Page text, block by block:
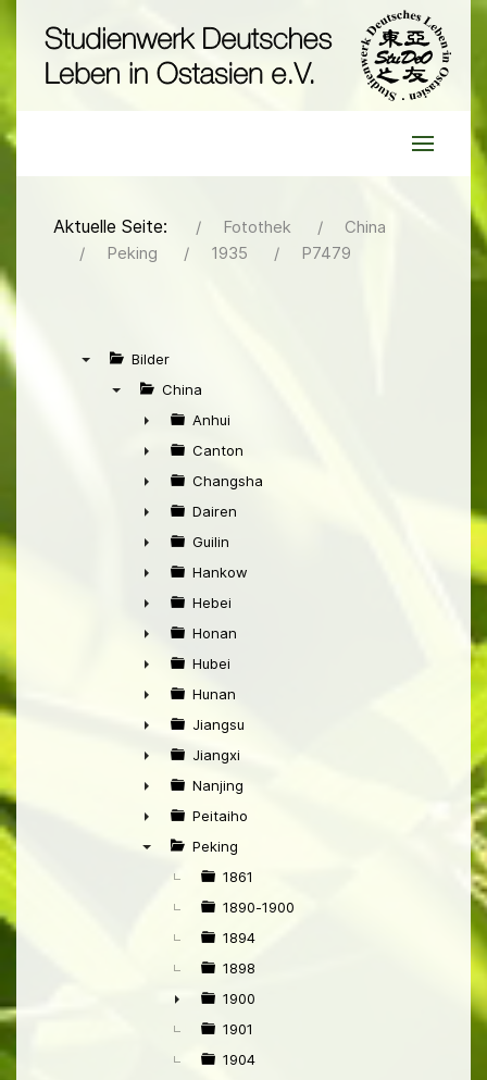
Aktuelle Seite: Fotothek
China
Peking
1935 P7479
Bilder
China
►
Anhui
►
Canton
►
Changsha
►
Dairen
►
Guilin
►
Hankow
►
Hebei
►
Honan
►
Hubei
►
Hunan
►
Jiangsu
►
Jiangxi
►
Nanjing
►
Peitaiho
Peking
1861
1890-1900
1894
1898
►
1900
1901
1904